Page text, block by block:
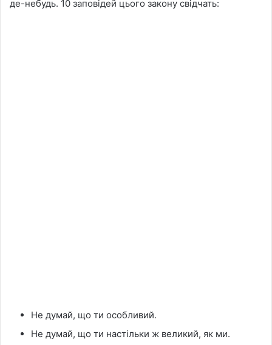
де-небудь. 10 заповідей цього закону свідчать:
Не думай, що ти особливий.
Не думай, що ти настільки ж великий, як ми.